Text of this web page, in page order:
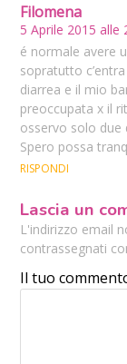
Filomena
5 Aprile 2015 alle
é normale avere
sopratutto
diarrea e il mio
preoccupata x il
osservo solo due
Spero possa
RISPONDI
Lascia un
L'indirizzo email
contrassegnati
Il tuo